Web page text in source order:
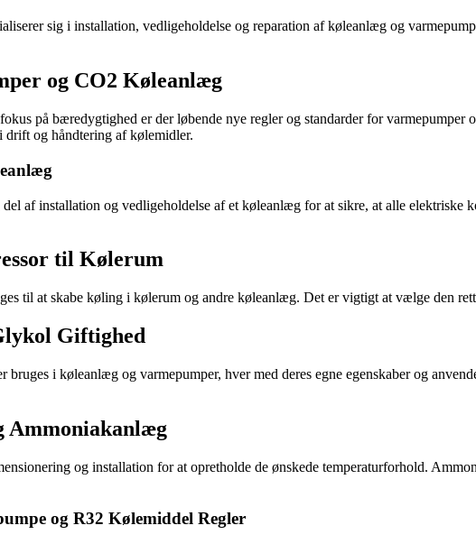
sig i installation, vedligeholdelse og reparation af køleanlæg og
og CO2 Køleanlæg
på bæredygtighed er der løbende nye regler og standarder for
og håndtering af kølemidler.
af installation og vedligeholdelse af et køleanlæg for at sikre, at alle
til Kølerum
til at skabe køling i kølerum og andre køleanlæg. Det er vigtigt at vælge den
Giftighed
i køleanlæg og varmepumper, hver med deres egne egenskaber og
Ammoniakanlæg
og installation for at opretholde de ønskede temperaturforhold.
og R32 Kølemiddel Regler